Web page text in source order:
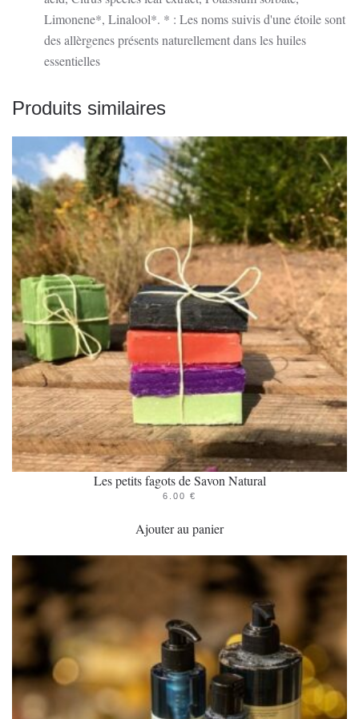
Limonene*, Linalool*. * : Les noms suivis d'une étoile sont
des allèrgenes présents naturellement dans les huiles
essentielles
Produits similaires
Les petits fagots de Savon Natural
6.00 €
Ajouter au panier